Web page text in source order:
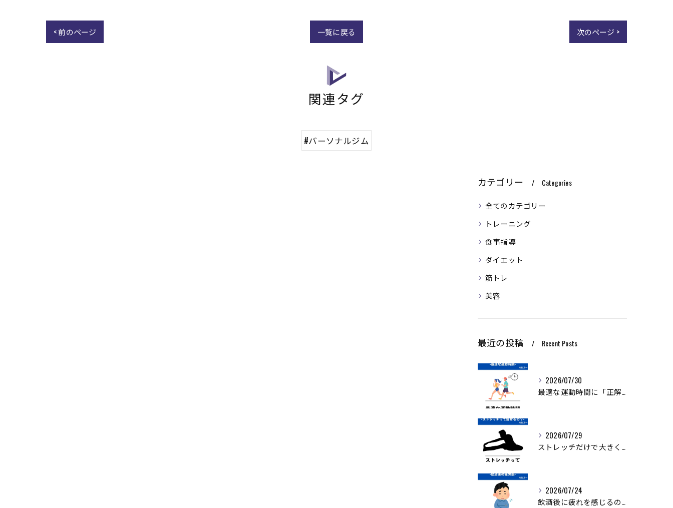
< 前のページ 一覧に戻る 次のページ >
関連タグ
#パーソナルジム
カテゴリー Categories
全てのカテゴリー
トレーニング
食事指導
ダイエット
筋トレ
美容
最近の投稿 Recent Posts
2026/07/30
最適な運動時間に「正解」はありません。
2026/07/29
ストレッチだけで大きく痩せることは難しいですが、ダイエットを...
2026/07/24
飲酒後に疲れを感じるのは、アルコールの分解に多くのエネルギー...